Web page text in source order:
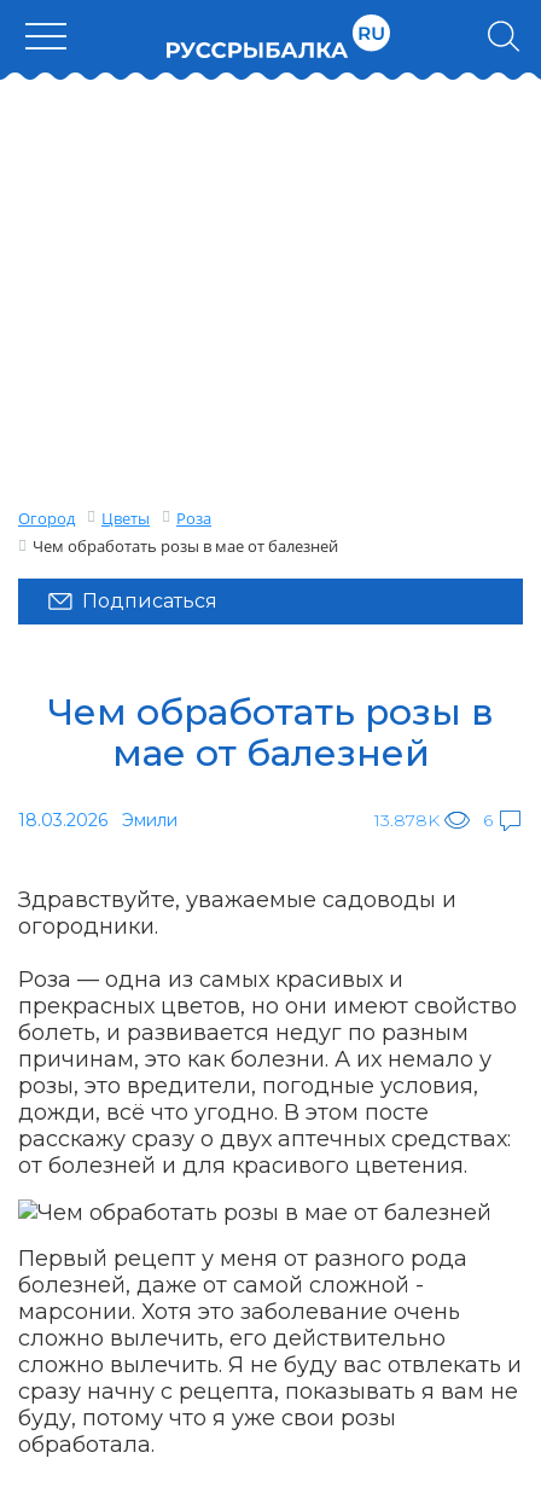
Огород Цветы
Роза
Чем обработать розы в мае от балезней
Подписаться
Чем обработать розы в
мае от балезней
18.03.2026 Эмили 13.878K 6
Здравствуйте, уважаемые садоводы и
огородники.
Роза — одна из самых красивых и
прекрасных цветов, но они имеют свойство
болеть, и развивается недуг по разным
причинам, это как болезни. А их немало у
розы, это вредители, погодные условия,
дожди, всё что угодно. В этом посте
расскажу сразу о двух аптечных средствах:
от болезней и для красивого цветения.
Первый рецепт у меня от разного рода
болезней, даже от самой сложной -
марсонии. Хотя это заболевание очень
сложно вылечить, его действительно
сложно вылечить. Я не буду вас отвлекать и
сразу начну с рецепта, показывать я вам не
буду, потому что я уже свои розы
обработала.